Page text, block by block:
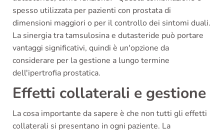
spesso utilizzata per pazienti con prostata di
dimensioni maggiori o per il controllo dei sintomi duali.
La sinergia tra tamsulosina e dutasteride può portare
vantaggi significativi, quindi è un'opzione da
considerare per la gestione a lungo termine
dell'ipertrofia prostatica.
Effetti collaterali e gestione
La cosa importante da sapere è che non tutti gli effetti
collaterali si presentano in ogni paziente. La